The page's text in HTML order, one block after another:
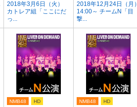
2018年3月6日（火）
カトレア組「ここにだ
っ...
2018年12月24日（月）
14:00～ チームN「目
撃...
NMB48 HD NMB48 HD